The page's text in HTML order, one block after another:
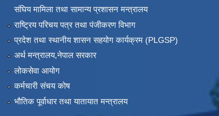
संघिय मामिला तथा सामान्य प्रशासन मन्त्रालय
राष्ट्रिय परिचय पत्र तथा पंजीकरण विभाग
प्रदेश तथा स्थानीय शासन सहयोग कार्यक्रम (PLGSP)
अर्थ मन्त्रालय,नेपाल सरकार
लोकसेवा आयोग
कर्मचारी संचय कोष
भौतिक पूर्वाधार तथा यातायात मन्त्रालय